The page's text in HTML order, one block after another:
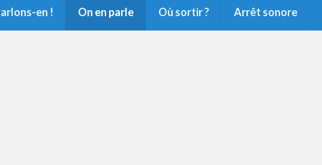
en ! On en parle Où sortir ? Arrêt sonore